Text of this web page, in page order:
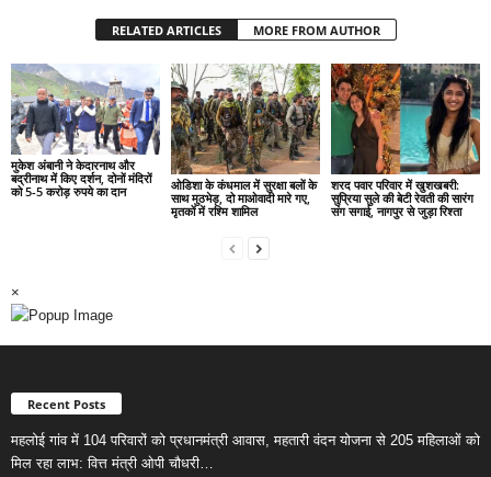
RELATED ARTICLES MORE FROM AUTHOR
मुकेश अंबानी ने केदारनाथ और
बद्रीनाथ में किए दर्शन, दोनों मंदिरों
को 5-5 करोड़ रुपये का दान
ओडिशा के कंधमाल में सुरक्षा बलों के
साथ मुठभेड़, दो माओवादी मारे गए,
मृतकों में रश्मि शामिल
शरद पवार परिवार में खुशखबरी:
सुप्रिया सुले की बेटी रेवती की सारंग
संग सगाई, नागपुर से जुड़ा रिश्ता
×
Recent Posts
महलोई गांव में 104 परिवारों को प्रधानमंत्री आवास, महतारी वंदन योजना से 205 महिलाओं को
मिल रहा लाभ: वित्त मंत्री ओपी चौधरी…